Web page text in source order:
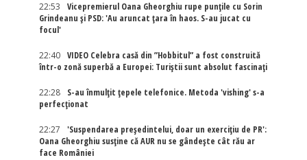
22:53
Vicepremierul Oana Gheorghiu rupe punțile cu Sorin
Grindeanu și PSD: 'Au aruncat țara în haos. S-au jucat cu
focul'
22:40
VIDEO Celebra casă din ”Hobbitul” a fost construită
într-o zonă superbă a Europei: Turiștii sunt absolut fascinați
22:28
S-au înmulțit țepele telefonice. Metoda 'vishing' s-a
perfecționat
22:27
'Suspendarea președintelui, doar un exercițiu de PR':
Oana Gheorghiu susține că AUR nu se gândește cât rău ar
face României